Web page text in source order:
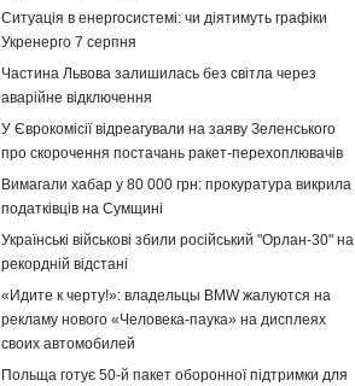
Ситуація в енергосистемі: чи діятимуть графіки
Укренерго 7 серпня
Частина Львова залишилась без світла через
аварійне відключення
У Єврокомісії відреагували на заяву Зеленського
про скорочення постачань ракет-перехоплювачів
Вимагали хабар у 80 000 грн: прокуратура викрила
податківців на Сумщині
Українські військові збили російський "Орлан-30" на
рекордній відстані
«Идите к черту!»: владельцы BMW жалуются на
рекламу нового «Человека-паука» на дисплеях
своих автомобилей
Польща готує 50-й пакет оборонної підтримки для